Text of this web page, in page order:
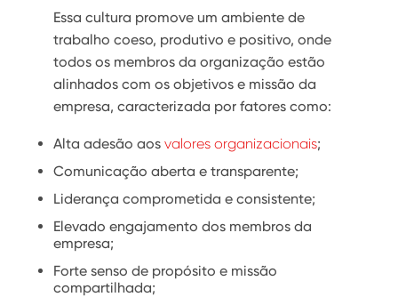
Essa cultura promove um ambiente de
trabalho coeso, produtivo e positivo, onde
todos os membros da organização estão
alinhados com os objetivos e missão da
empresa, caracterizada por fatores como:
Alta adesão aos valores organizacionais;
Comunicação aberta e transparente;
Liderança comprometida e consistente;
Elevado engajamento dos membros da
empresa;
Forte senso de propósito e missão
compartilhada;